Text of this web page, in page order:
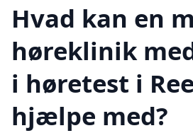
Hvad kan en
høreklinik
i høretest i
hjælpe med?